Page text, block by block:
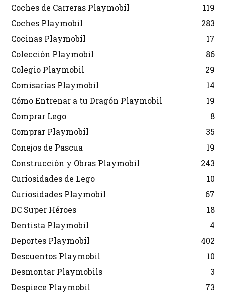
Coches de Carreras Playmobil
119
Coches Playmobil
283
Cocinas Playmobil
17
Colección Playmobil
86
Colegio Playmobil
29
Comisarías Playmobil
14
Cómo Entrenar a tu Dragón Playmobil
19
Comprar Lego
8
Comprar Playmobil
35
Conejos de Pascua
19
Construcción y Obras Playmobil
243
Curiosidades de Lego
10
Curiosidades Playmobil
67
DC Super Héroes
18
Dentista Playmobil
4
Deportes Playmobil
402
Descuentos Playmobil
10
Desmontar Playmobils
3
Despiece Playmobil
73